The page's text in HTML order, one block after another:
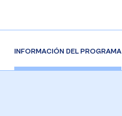
INFORMACIÓN DEL PROGRAMA